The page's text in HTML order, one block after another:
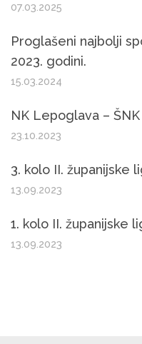
07.03.2025
Proglašeni najbolji
2023. godini.
15.03.2024
NK Lepoglava –
23.10.2023
3. kolo II. županijske
13.09.2023
1. kolo II. županijske
13.09.2023